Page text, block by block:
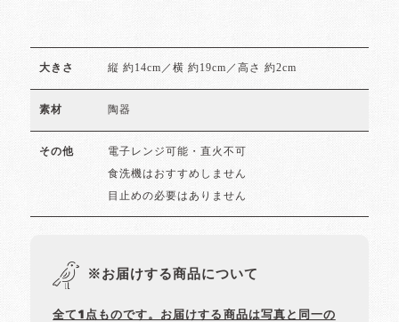
大きさ 縦 約14cm／横 約19cm／高さ 約2cm
素材 陶器
その他 電子レンジ可能・直火不可
食洗機はおすすめしません
目止めの必要はありません
※お届けする商品について
全て1点ものです。お届けする商品は写真と同一の